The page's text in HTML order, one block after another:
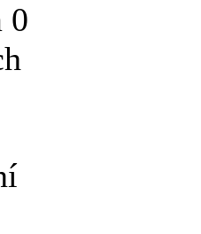
0